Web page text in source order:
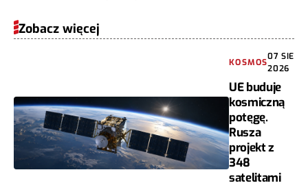
Zobacz więcej
KOSMOS
07 SIE
2026
UE buduje
kosmiczną
potęgę.
Rusza
projekt z
348
satelitami